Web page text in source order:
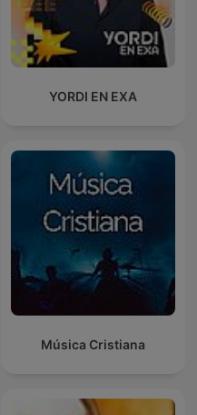
YORDI EN EXA
Música Cristiana